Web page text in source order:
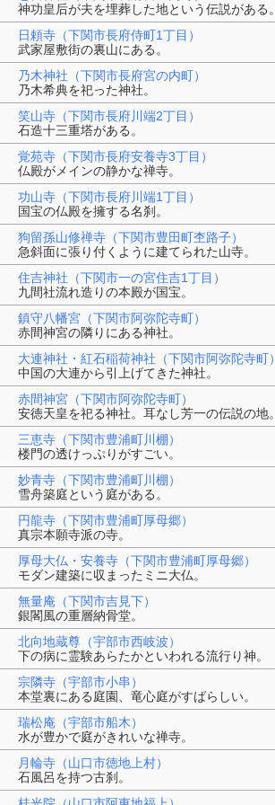
神功皇后が夫を埋葬した地という伝説がある。
日頼寺（下関市長府侍町1丁目）
武家屋敷街の裏山にある。
乃木神社（下関市長府宮の内町）
乃木希典を祀った神社。
笑山寺（下関市長府川端2丁目）
石造十三重塔がある。
覚苑寺（下関市長府安養寺3丁目）
仏殿がメインの静かな禅寺。
功山寺（下関市長府川端1丁目）
国宝の仏殿を擁する名刹。
狗留孫山修禅寺（下関市豊田町杢路子）
急斜面に張り付くように建てられた山寺。
住吉神社（下関市一の宮住吉1丁目）
九間社流れ造りの本殿が国宝。
鎮守八幡宮（下関市阿弥陀寺町）
赤間神宮の隣りにある神社。
大連神社・紅石稲荷神社（下関市阿弥陀寺町）
中国の大連から引上げてきた神社。
赤間神宮（下関市阿弥陀寺町）
安徳天皇を祀る神社。耳なし芳一の伝説の地。
三恵寺（下関市豊浦町川棚）
楼門の透けっぷりがすごい。
妙青寺（下関市豊浦町川棚）
雪舟築庭という庭がある。
円龍寺（下関市豊浦町厚母郷）
真宗本願寺派の寺。
厚母大仏・安養寺（下関市豊浦町厚母郷）
モダン建築に収まったミニ大仏。
無量庵（下関市吉見下）
銀閣風の重層納骨堂。
北向地蔵尊（宇部市西岐波）
下の病に霊験あらたかといわれる流行り神。
宗隣寺（宇部市小串）
本堂裏にある庭園、竜心庭がすばらしい。
瑞松庵（宇部市船木）
水が豊かで庭がきれいな禅寺。
月輪寺（山口市徳地上村）
石風呂を持つ古刹。